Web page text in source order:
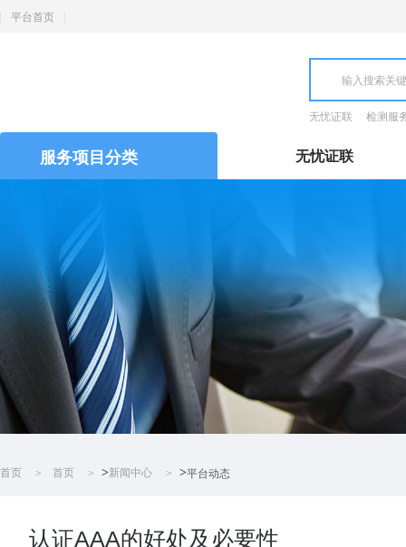
平台首页
无忧证联 检测服
服务项目分类 无忧证联
首页 首页 >新闻中心 >平台动态
认证AAA的好处及必要性